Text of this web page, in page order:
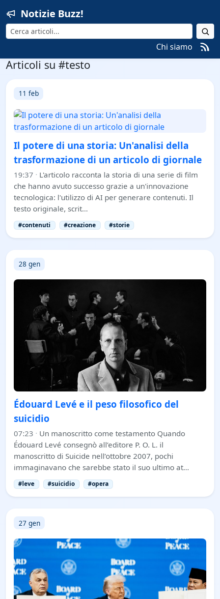
Notizie Buzz!
Cerca
Chi siamo
Articoli su #testo
11 feb
Il potere di una storia: Un'analisi della
trasformazione di un articolo di giornale
19:37 · L'articolo racconta la storia di una serie di film
che hanno avuto successo grazie a un'innovazione
tecnologica: l'utilizzo di AI per generare contenuti. Il
testo originale, scrit…
#contenuti #creazione #storie
28 gen
Édouard Levé e il peso filosofico del
suicidio
07:23 · Un manoscritto come testamento Quando
Édouard Levé consegnò all’editore P. O. L. il
manoscritto di Suicide nell’ottobre 2007, pochi
immaginavano che sarebbe stato il suo ultimo at…
#leve #suicidio #opera
27 gen